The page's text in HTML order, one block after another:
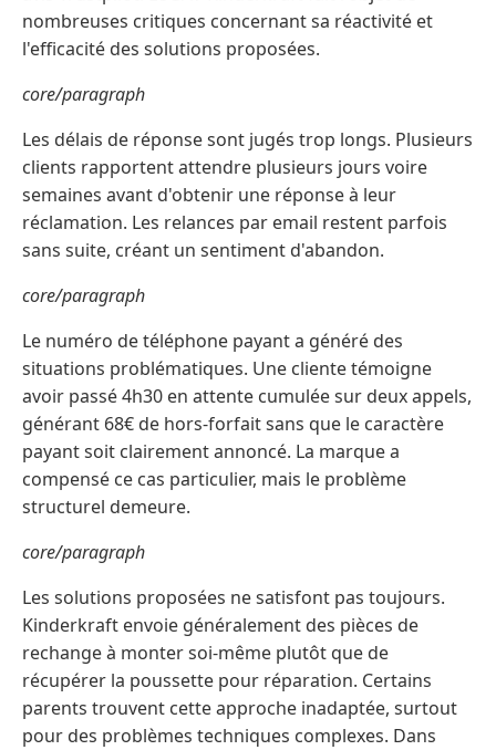
nombreuses critiques concernant sa réactivité et
l'efficacité des solutions proposées.
core/paragraph
Les délais de réponse sont jugés trop longs. Plusieurs
clients rapportent attendre plusieurs jours voire
semaines avant d'obtenir une réponse à leur
réclamation. Les relances par email restent parfois
sans suite, créant un sentiment d'abandon.
core/paragraph
Le numéro de téléphone payant a généré des
situations problématiques. Une cliente témoigne
avoir passé 4h30 en attente cumulée sur deux appels,
générant 68€ de hors-forfait sans que le caractère
payant soit clairement annoncé. La marque a
compensé ce cas particulier, mais le problème
structurel demeure.
core/paragraph
Les solutions proposées ne satisfont pas toujours.
Kinderkraft envoie généralement des pièces de
rechange à monter soi-même plutôt que de
récupérer la poussette pour réparation. Certains
parents trouvent cette approche inadaptée, surtout
pour des problèmes techniques complexes. Dans